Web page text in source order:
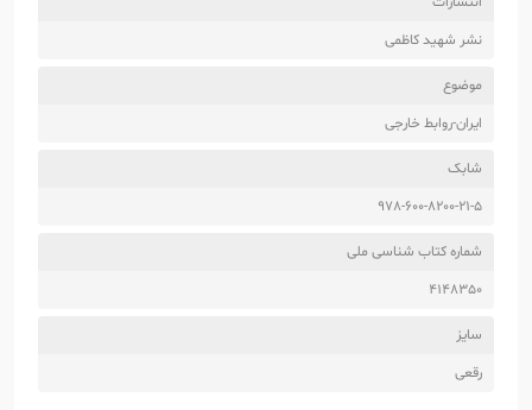
نشر شهید کاظمی
موضوع
ایران-روابط خارجی
شابک
978-600-8200-21-5
شماره کتاب شناسی ملی
4148350
سایز
رقعی